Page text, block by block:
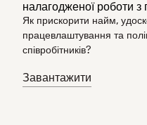
налагодженої роботи
Як прискорити найм,
працевлаштування та
співробітників?
Завантажити